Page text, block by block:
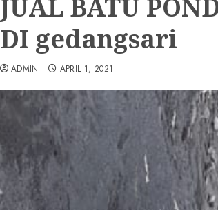
JUAL BATU
DI gedangsari
ADMIN APRIL 1, 2021